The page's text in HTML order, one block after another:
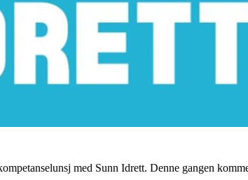
med Sunn Idrett. Denne gangen